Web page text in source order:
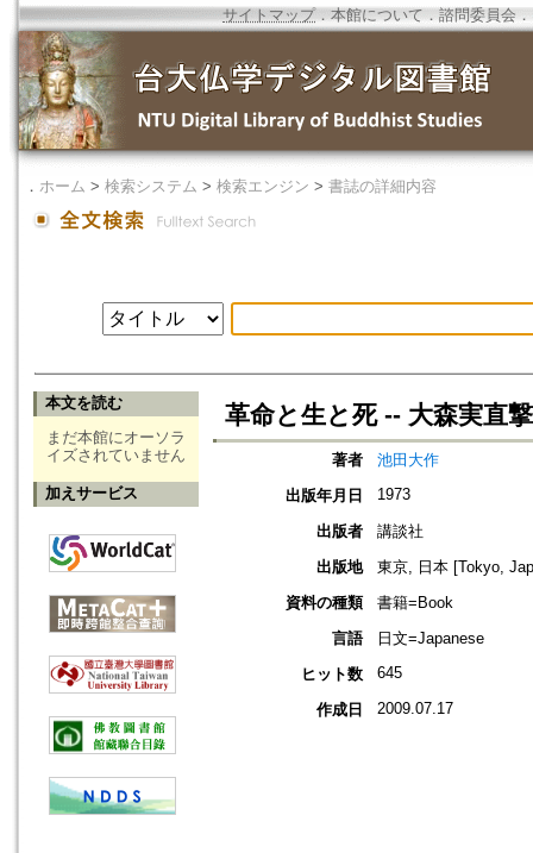
サイトマップ．本館について ． 諮問委員会 ．
． ホーム > 検索システム > 検索エンジン > 書誌の詳細内容
本文を読む
まだ本館にオーソラ
イズされていません
加えサービス
革命と生と死 -- 大森実直
著者
池田大作
出版年月日
1973
出版者
講談社
出版地
東京, 日本 [Tokyo,
資料の種類
書籍=Book
言語
日文=Japanese
ヒット数
645
作成日 2009.07.17